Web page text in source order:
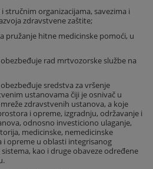
stručnim organizacijama, savezima i
zdravstvene zaštite;
pružanje hitne medicinske pomoći, u
rad mrtvozorske službe na
sredstva za vršenje
ustanovama čiji je osnivač u
zdravstvenih ustanova, a koje
i opreme, izgradnju, održavanje i
odnosno investiciono ulaganje,
medicinske, nemedicinske
opreme u oblasti integrisanog
kao i druge obaveze određene